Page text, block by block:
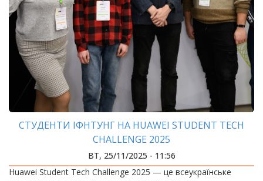
СТУДЕНТИ ІФНТУНГ НА HUAWEI STUDENT TECH
CHALLENGE 2025
ВТ, 25/11/2025 - 11:56
Huawei Student Tech Challenge 2025 — це всеукраїнське